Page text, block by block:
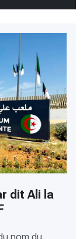
dit Ali la
nom du